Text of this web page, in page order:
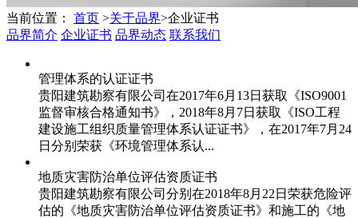
当前位置： 首页 >关于品界>企业证书
品界简介 企业证书 品界动态 联系我们
管理体系的认证证书
贵阳建筑勘察有限公司在2017年6月13日获取《ISO9001
监督审核合格通知书》，2018年8月7日获取《ISO工程
建设施工组织质量管理体系认证证书》，在2017年7月24
日分别荣获《环境管理体系认...
地质灾害防治单位评估资质证书
贵阳建筑勘察有限公司分别在2018年8月22日荣获危险评
估的《地质灾害防治单位评估资质证书》和施工的《地